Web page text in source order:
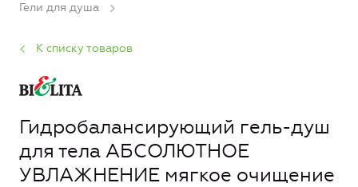
Гели для душа
К списку товаров
Гидробалансирующий гель-душ
для тела АБСОЛЮТНОЕ
УВЛАЖНЕНИЕ мягкое очищение